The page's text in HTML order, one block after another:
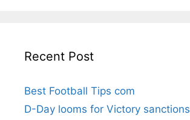
Recent Post
Best Football Tips com
D-Day looms for Victory sanctions